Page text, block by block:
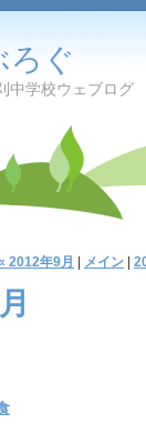
ろぐ
中学校ウェブログ
2012年9月 メイン